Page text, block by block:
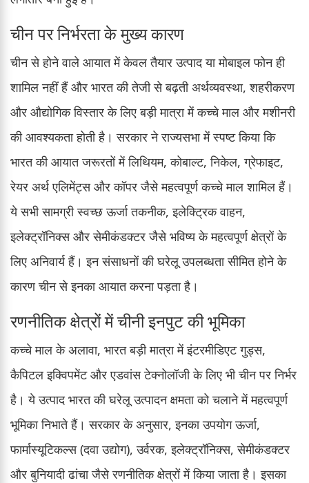
चीन पर निर्भरता के मुख्य कारण
चीन से होने वाले आयात में केवल तैयार उत्पाद या मोबाइल फोन ही
शामिल नहीं हैं और भारत की तेजी से बढ़ती अर्थव्यवस्था, शहरीकरण
और औद्योगिक विस्तार के लिए बड़ी मात्रा में कच्चे माल और मशीनरी
की आवश्यकता होती है। सरकार ने राज्यसभा में स्पष्ट किया कि
भारत की आयात जरूरतों में लिथियम, कोबाल्ट, निकेल, ग्रेफाइट,
रेयर अर्थ एलिमेंट्स और कॉपर जैसे महत्वपूर्ण कच्चे माल शामिल हैं।
ये सभी सामग्री स्वच्छ ऊर्जा तकनीक, इलेक्ट्रिक वाहन,
इलेक्ट्रॉनिक्स और सेमीकंडक्टर जैसे भविष्य के महत्वपूर्ण क्षेत्रों के
लिए अनिवार्य हैं। इन संसाधनों की घरेलू उपलब्धता सीमित होने के
कारण चीन से इनका आयात करना पड़ता है।
रणनीतिक क्षेत्रों में चीनी इनपुट की भूमिका
कच्चे माल के अलावा, भारत बड़ी मात्रा में इंटरमीडिएट गुड्स,
कैपिटल इक्विपमेंट और एडवांस टेक्नोलॉजी के लिए भी चीन पर निर्भर
है। ये उत्पाद भारत की घरेलू उत्पादन क्षमता को चलाने में महत्वपूर्ण
भूमिका निभाते हैं। सरकार के अनुसार, इनका उपयोग ऊर्जा,
फार्मास्यूटिकल्स (दवा उद्योग), उर्वरक, इलेक्ट्रॉनिक्स, सेमीकंडक्टर
और बुनियादी ढांचा जैसे रणनीतिक क्षेत्रों में किया जाता है। इसका